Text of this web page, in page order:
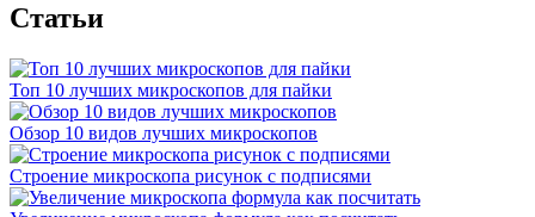
Статьи
Топ 10 лучших микроскопов для пайки
Обзор 10 видов лучших микроскопов
Строение микроскопа рисунок с подписями